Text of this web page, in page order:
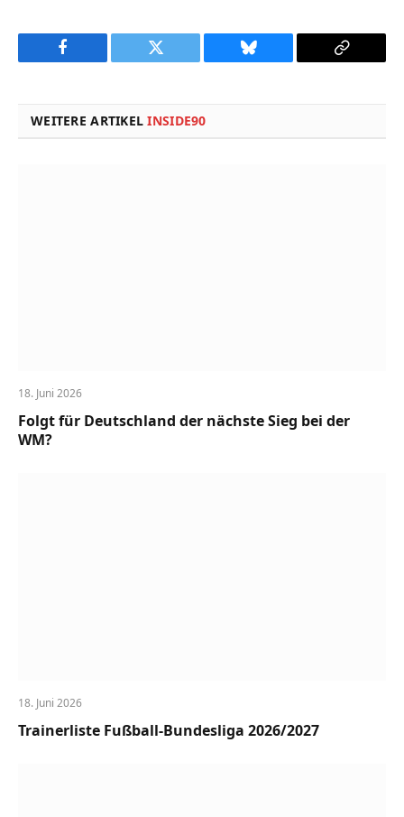
Facebook Twitter Bluesky
Copy
WEITERE ARTIKELINSIDE90
18. Juni 2026
Folgt für Deutschland der nächste Sieg bei der
WM?
18. Juni 2026
Trainerliste Fußball-Bundesliga 2026/2027